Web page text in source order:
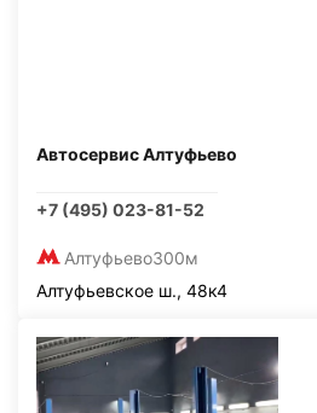
Автосервис Алтуфьево
+7 (495) 023-81-52
Алтуфьево300м
Алтуфьевское ш., 48к4